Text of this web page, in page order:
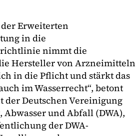
Erweiterten
in die
nimmt die
Hersteller von Arzneimitteln
in die Pflicht und stärkt das
im Wasserrecht“, betont
der Deutschen Vereinigung
und Abfall (DWA),
der DWA-